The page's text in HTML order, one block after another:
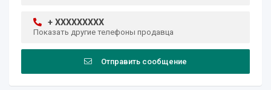
+ XXXXXXXXX
Показать другие телефоны продавца
Отправить сообщение